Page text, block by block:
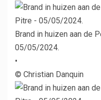
Brand in huizen aan de
05/05/2024.
•
© Christian Danquin